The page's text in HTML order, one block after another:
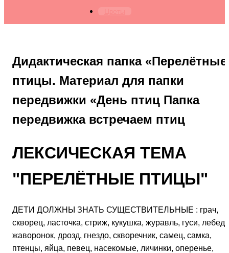
Дидактическая папка «Перелётные
птицы. Материал для папки
передвижки «День птиц Папка
передвижка встречаем птиц
ЛЕКСИЧЕСКАЯ ТЕМА
"ПЕРЕЛЁТНЫЕ ПТИЦЫ"
ДЕТИ ДОЛЖНЫ ЗНАТЬ СУЩЕСТВИТЕЛЬНЫЕ : грач,
скворец, ласточка, стриж, кукушка, журавль, гуси,
жаворонок, дрозд, гнездо, скворечник, самец, самка,
птенцы, яйца, певец, насекомые, личинки, оперенье,